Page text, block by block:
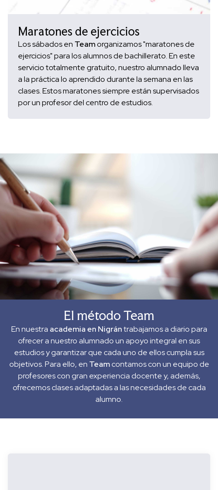
Maratones de ejercicios
Los sábados en Teamorganizamos "maratones de
ejercicios" para los alumnos de bachillerato. En este
servicio totalmente gratuito, nuestro alumnado lleva
a la práctica lo aprendido durante la semana en las
clases. Estos maratones siempre están supervisados
por un profesor del centro de estudios.
El método Team
En nuestra academia en Nigrántrabajamos a diario para
ofrecer a nuestro alumnado un apoyo integral en sus
estudios y garantizar que cada uno de ellos cumpla sus
objetivos. Para ello, en Teamcontamos con un equipo de
profesores con gran experiencia docente y, además,
ofrecemos clases adaptadas a las necesidades de cada
alumno.